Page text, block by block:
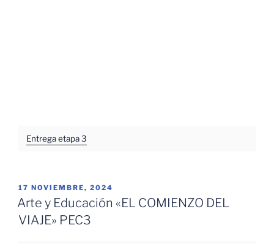
Entrega etapa 3
PUBLICADO
EL
17 NOVIEMBRE, 2024
Arte y Educación «EL COMIENZO DEL
VIAJE» PEC3